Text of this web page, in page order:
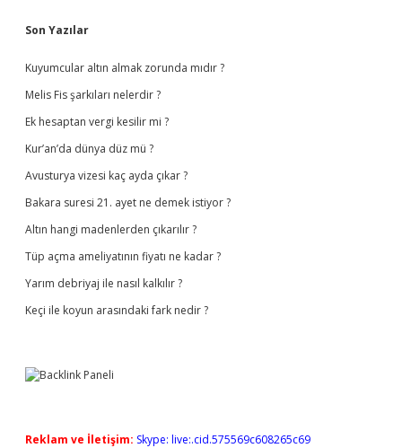
Sidebar
Son Yazılar
Kuyumcular altın almak zorunda mıdır ?
Melis Fis şarkıları nelerdir ?
Ek hesaptan vergi kesilir mi ?
Kur’an’da dünya düz mü ?
Avusturya vizesi kaç ayda çıkar ?
Bakara suresi 21. ayet ne demek istiyor ?
Altın hangi madenlerden çıkarılır ?
Tüp açma ameliyatının fiyatı ne kadar ?
Yarım debriyaj ile nasıl kalkılır ?
Keçi ile koyun arasındaki fark nedir ?
Reklam ve İletişim: Skype: live:.cid.575569c608265c69